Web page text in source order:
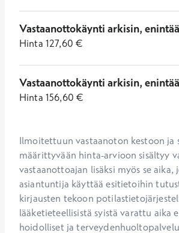
Vastaanottokäynti arkisin,
Hinta 127,60 €
Vastaanottokäynti arkisin,
Hinta 156,60 €
Ilmoitettuun vastaanoton kestoon ja
määrittyvään hinta-arvioon sisältyy
vastaanottoajan lisäksi myös se aika,
asiantuntija käyttää esitietoihin
kirjausten tekoon
lääketieteellisistä syistä varattu aika
hoidolliset ja